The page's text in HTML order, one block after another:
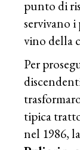
punto di
servivano
vino della
Per
tipica
nel 1986,